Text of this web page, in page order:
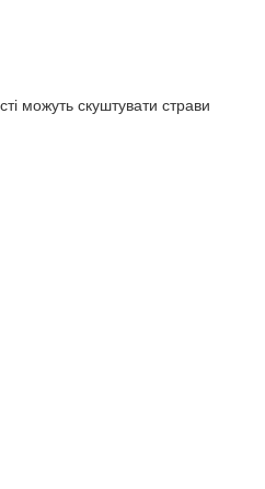
можуть скуштувати страви